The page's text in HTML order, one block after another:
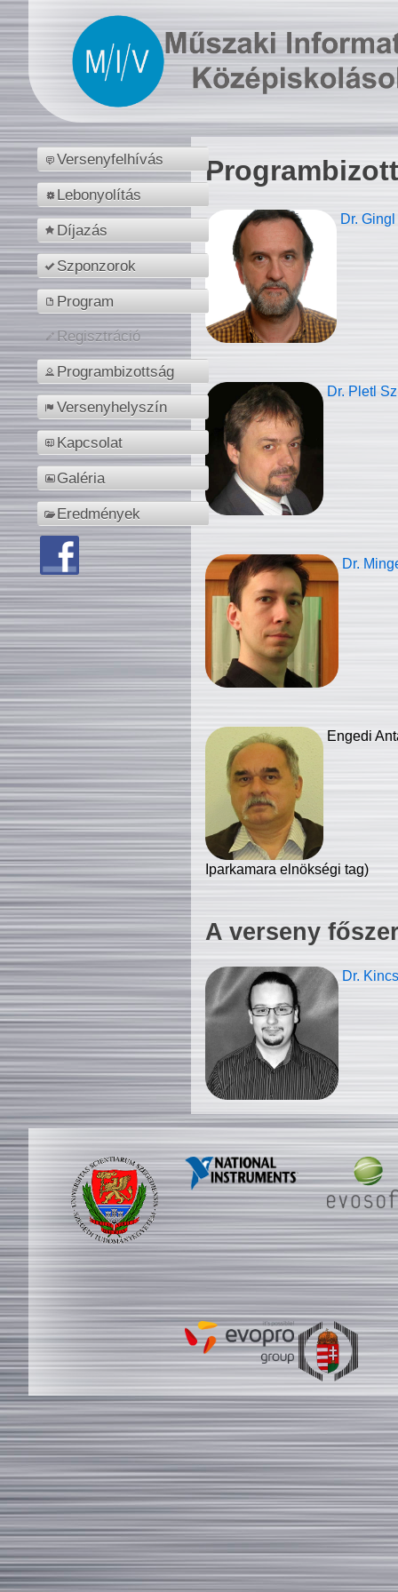
Versenyfelhívás
Lebonyolítás
Díjazás
Szponzorok
Program
Regisztráció
Programbizottság
Versenyhelyszín
Kapcsolat
Galéria
Eredmények
Dr.
Dr. Pletl
Dr.
Engedi
Iparkamara elnökségi tag)
A verseny
Dr.